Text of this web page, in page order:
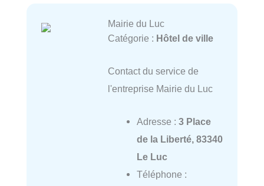
Mairie du Luc
Catégorie : Hôtel de ville
Contact du service de
l'entreprise Mairie du Luc
Adresse : 3 Place
de la Liberté, 83340
Le Luc
Téléphone :